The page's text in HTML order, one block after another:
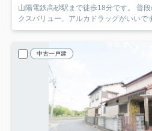
山陽電鉄高砂駅まで徒歩18分です。 普
クスバリュー、アルカドラッグがいいで
中古一戸建